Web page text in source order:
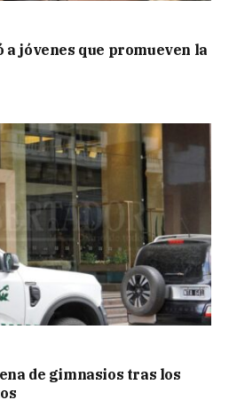
jóvenes que promueven la
de gimnasios tras los